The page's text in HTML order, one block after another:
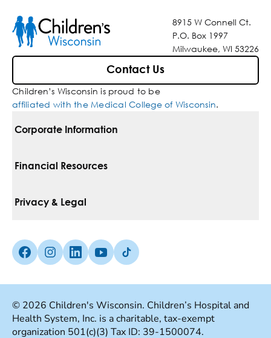
8915 W Connell Ct.
P.O. Box 1997
Milwaukee, WI 53226
Contact Us
Children’s Wisconsin is proud to be
affiliated with the Medical College of Wisconsin.
Corporate Information
For Vendors
Media Inquiries
Financial Resources
Pay Your Bill
Insurances We Accept
Good Faith Estimate
Privacy & Legal
Non-Discrimination Policy
Terms Of Use
Facebook (Opens in a new tab)
Instagram (Opens in a new tab)
linkedin (Opens in a new tab)
Youtube (Opens in a new tab)
Tiktok (Opens in a new tab)
© 2026 Children's Wisconsin. Children’s Hospital and
Health System, Inc. is a charitable, tax-exempt
organization 501(c)(3) Tax ID: 39-1500074.